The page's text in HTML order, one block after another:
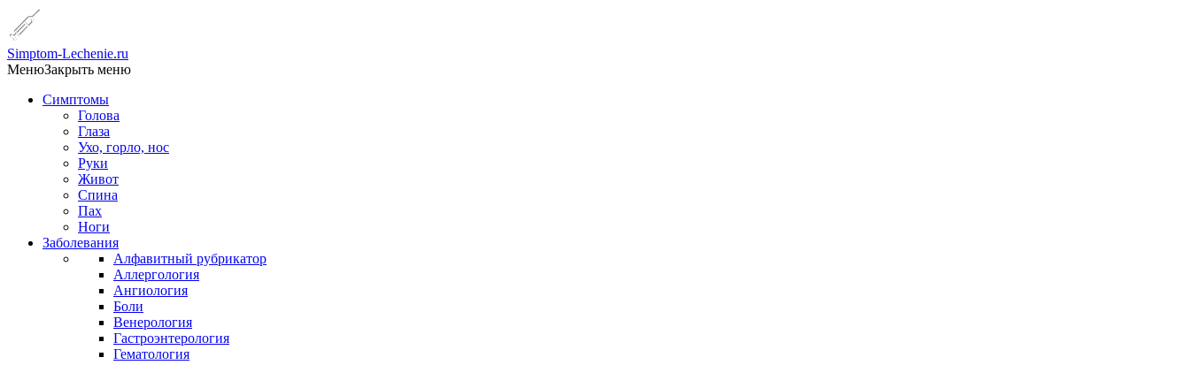
Simptom-Lechenie.ru
МенюЗакрыть меню
Симптомы
Голова
Глаза
Ухо, горло, нос
Руки
Живот
Спина
Пах
Ноги
Заболевания
Алфавитный рубрикатор
Аллергология
Ангиология
Боли
Венерология
Гастроэнтерология
Гематология